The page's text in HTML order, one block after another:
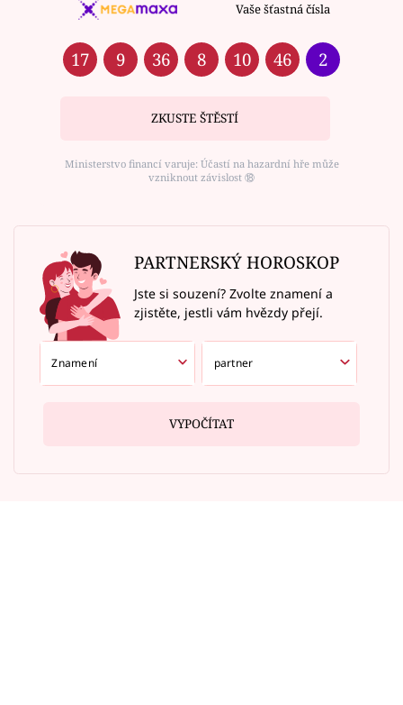
Vaše šťastná čísla
17 9 36 8 10 46 2
ZKUSTE ŠTĚSTÍ
Ministerstvo financí varuje: Účastí na hazardní hře může
vzniknout závislost ⑱
PARTNERSKÝ HOROSKOP
Jste si souzení? Zvolte znamení a
zjistěte, jestli vám hvězdy přejí.
VYPOČÍTAT